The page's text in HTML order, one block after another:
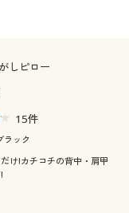
しピロー
15件
ック
け!カチコチの背中・肩甲